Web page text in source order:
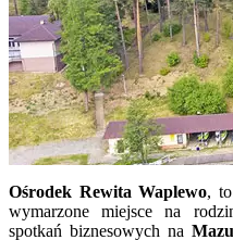
Ośrodek Rewita Waplewo,
wymarzone miejsce na
spotkań biznesowych na